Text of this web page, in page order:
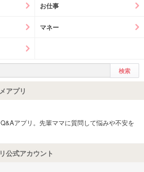
お仕事
マネー
アプリ
アプリ。先輩ママに質問して悩みや不安を
公式アカウント